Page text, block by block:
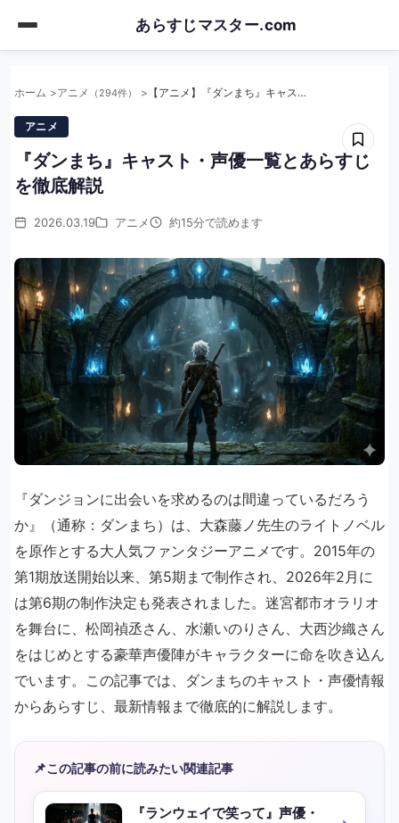
content
あらすじマスター.com
ホーム アニメ （294件） 【アニメ】『ダンまち』キャスト・声優一覧とあらすじを徹底解説
アニメ
『ダンまち』キャスト・声優一覧とあらすじ
を徹底解説
2026.03.19 アニメ 約15分で読めます
『ダンジョンに出会いを求めるのは間違っているだろう
か』（通称：ダンまち）は、大森藤ノ先生のライトノベル
を原作とする大人気ファンタジーアニメです。2015年の
第1期放送開始以来、第5期まで制作され、2026年2月に
は第6期の制作決定も発表されました。迷宮都市オラリオ
を舞台に、松岡禎丞さん、水瀬いのりさん、大西沙織さん
をはじめとする豪華声優陣がキャラクターに命を吹き込ん
でいます。この記事では、ダンまちのキャスト・声優情報
からあらすじ、最新情報まで徹底的に解説します。
📌この記事の前に読みたい関連記事
『ランウェイで笑って』声優・